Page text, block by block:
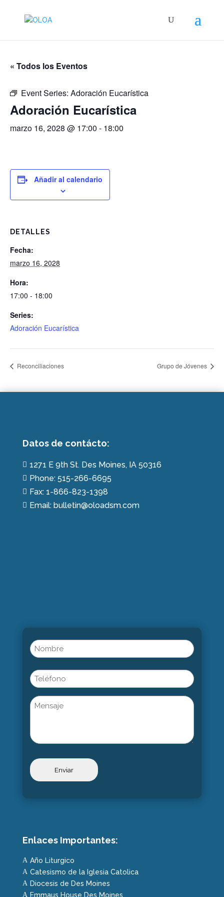
« Todos los Eventos
Event Series: Adoración Eucarística
Adoración Eucarística
marzo 16, 2028 @ 17:00 - 18:00
Añadir al calendario
DETALLES
Fecha:
marzo 16, 2028
Hora:
17:00 - 18:00
Series:
Adoración Eucarística
Reconciliaciones Grupo de Jóvenes
Datos de contácto:
 1271 E 9th St. Des Moines, IA 50316
 Phone: 515-266-6695
 Fax: 1-866-823-1398
 Email: bulletin@oloadsm.com
Name
(Obligatorio)
Phone
Untitled
Enlaces Importantes:
A Año Liturgico
A Catesismo de la Iglesia Catolica
A Diocesis de Des Moines
A Emmaus House Des Moines